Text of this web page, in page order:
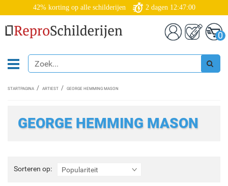
42% korting op alle schilderijen 2 dagen 12:47:00
0
STARTPAGINA ARTIEST GEORGE HEMMING MASON
GEORGE HEMMING MASON
Sorteren op: Populariteit
Sorteren
op: